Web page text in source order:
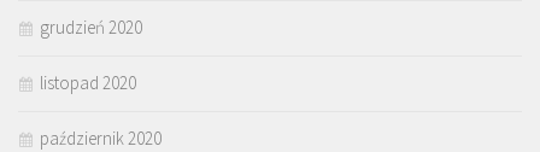
grudzień 2020
listopad 2020
październik 2020